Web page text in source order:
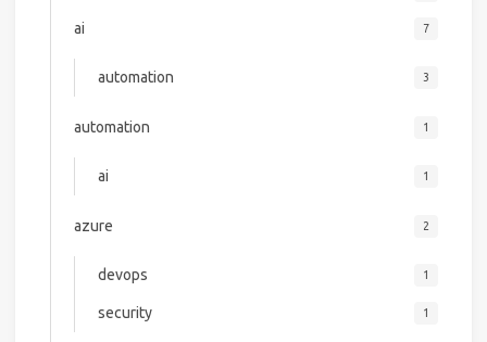
ai 7
automation 3
automation 1
ai 1
azure 2
devops 1
security 1